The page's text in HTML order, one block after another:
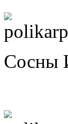
Сосны